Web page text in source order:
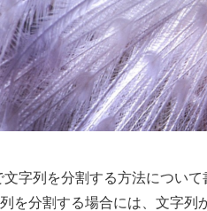
文字列を分割する方法について
を分割する場合には、文字列